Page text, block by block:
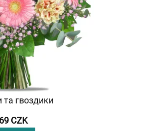
та гвоздики
CZK